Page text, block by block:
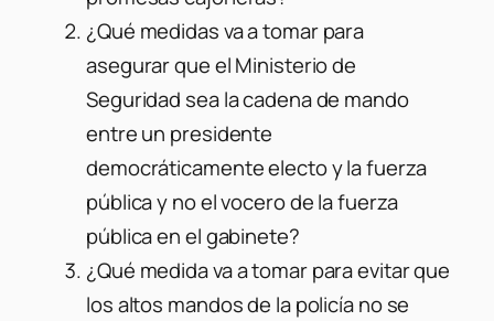
¿Qué medidas va a tomar para
asegurar que el Ministerio de
Seguridad sea la cadena de mando
entre un presidente
democráticamente electo y la fuerza
pública y no el vocero de la fuerza
pública en el gabinete?
¿Qué medida va a tomar para evitar que
los altos mandos de la policía no se